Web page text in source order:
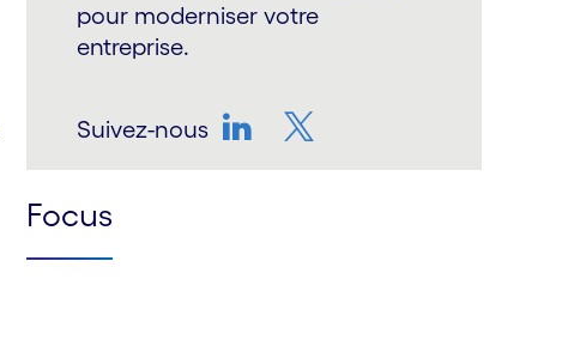
pour moderniser votre
entreprise.
Suivez-nous
Focus